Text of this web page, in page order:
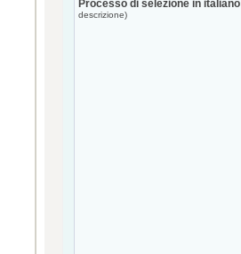
Processo di selezione in italiano
descrizione)